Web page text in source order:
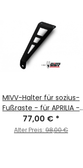
MIVV-Halter für sozius-
Fußraste - für APRILIA -
TUONO 660 BJ. 2021 > 2024
- ACC.079.0
77,00 € *
Alter Preis: 98,00 €